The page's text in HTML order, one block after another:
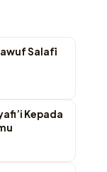
Salafī
Kepada